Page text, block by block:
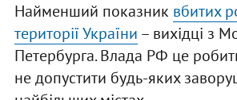
Найменший показник вбитих
території України – вихідці з
Петербурга. Влада РФ це
не допустити будь-яких